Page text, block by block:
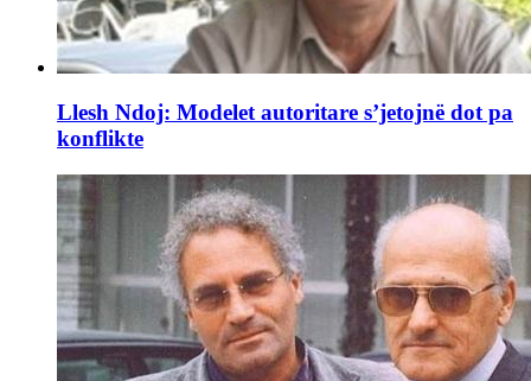
Llesh Ndoj: Modelet autoritare s’jetojnë dot pa
konflikte